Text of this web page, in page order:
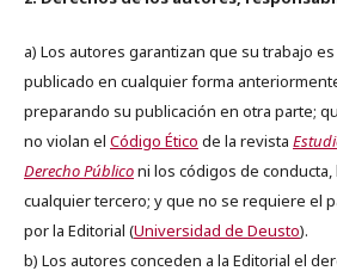
a) Los autores garantizan que su trabajo
publicado en cualquier forma
preparando su publicación en otra parte;
no violan el Código Ético de la revista
Derecho Públiconi los códigos de
cualquier tercero; y que no se requiere el
por la Editorial (Universidad de Deusto).
b) Los autores conceden a la Editorial el